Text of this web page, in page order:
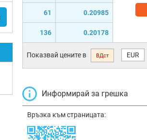
61 0.20985
136 0.20178
Показвай цените в ВДст EUR
Информирай за грешка
Връзка към страницата: